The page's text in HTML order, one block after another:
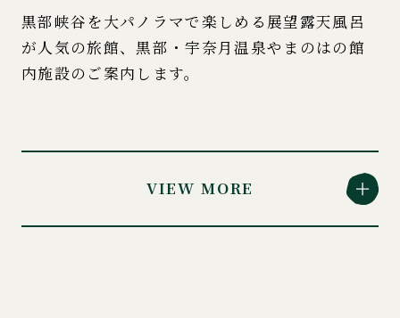
黒部峡谷を大パノラマで楽しめる展望露天風呂
が人気の旅館、黒部・宇奈月温泉やまのはの館
内施設のご案内します。
VIEW MORE